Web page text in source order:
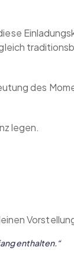
des
legen.
enthalten.“